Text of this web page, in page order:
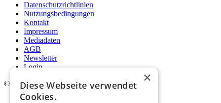
Datenschutzrichtlinien
Nutzungsbedingungen
Kontakt
Impressum
Mediadaten
AGB
Newsletter
Login
© 2026. Alle Rechte vorbehalten. ×
Diese Webseite verwendet
Cookies.